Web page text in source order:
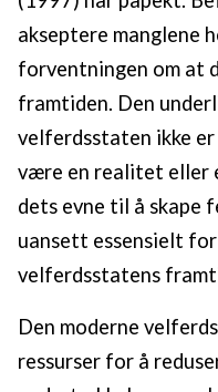
akseptere manglene
forventningen om at
framtiden. Den
velferdsstaten ikke
være en realitet eller
dets evne til å skape
uansett essensielt
velferdsstatens
Den moderne
ressurser for å